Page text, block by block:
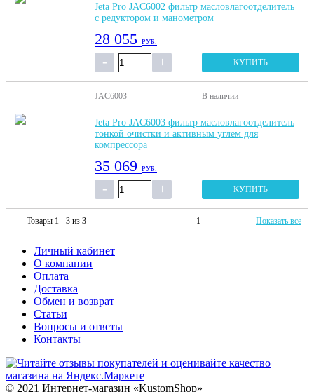
Jeta Pro JAC6002 фильтр масловлагоотделитель
с редуктором и манометром
28 055 РУБ.
КУПИТЬ
JAC6003 В наличии
Jeta Pro JAC6003 фильтр масловлагоотделитель
тонкой очистки и активным углем для
компрессора
35 069 РУБ.
КУПИТЬ
Товары 1 - 3 из 3 1 Показать все
Личный кабинет
О компании
Оплата
Доставка
Обмен и возврат
Статьи
Вопросы и ответы
Контакты
© 2021 Интернет-магазин «KustomShop»